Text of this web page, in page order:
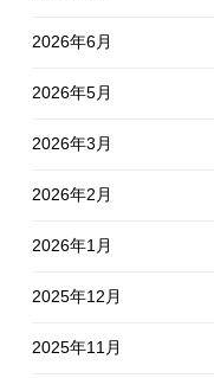
2026年6月
2026年5月
2026年3月
2026年2月
2026年1月
2025年12月
2025年11月